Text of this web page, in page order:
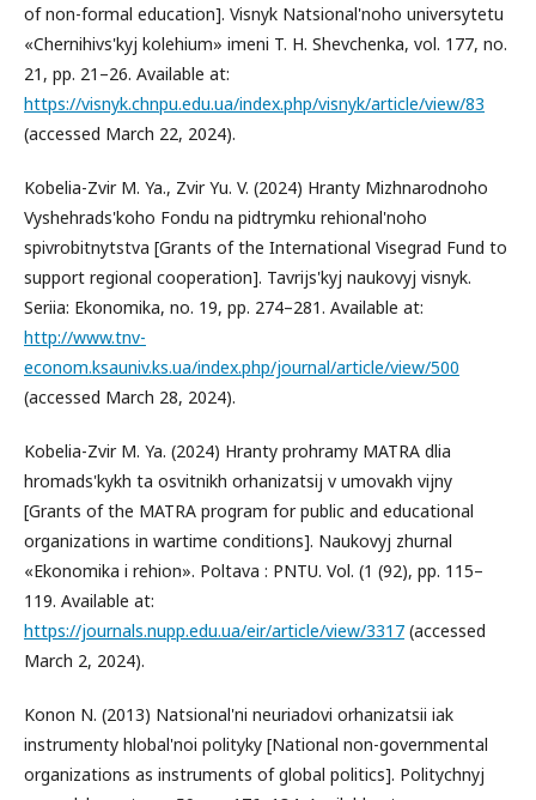
of non-formal education]. Visnyk Natsional'noho universytetu
«Chernihivs'kyj kolehium» imeni T. H. Shevchenka, vol. 177, no.
21, pp. 21–26. Available at:
https://visnyk.chnpu.edu.ua/index.php/visnyk/article/view/83
(accessed March 22, 2024).
Kobelia-Zvir M. Ya., Zvir Yu. V. (2024) Hranty Mizhnarodnoho
Vyshehrads'koho Fondu na pidtrymku rehional'noho
spivrobitnytstva [Grants of the International Visegrad Fund to
support regional cooperation]. Tavrijs'kyj naukovyj visnyk.
Seriia: Ekonomika, no. 19, pp. 274–281. Available at:
http://www.tnv-
econom.ksauniv.ks.ua/index.php/journal/article/view/500
(accessed March 28, 2024).
Kobelia-Zvir M. Ya. (2024) Hranty prohramy MATRA dlia
hromads'kykh ta osvitnikh orhanizatsij v umovakh vijny
[Grants of the MATRA program for public and educational
organizations in wartime conditions]. Naukovyj zhurnal
«Ekonomika i rehion». Poltava : PNTU. Vol. (1 (92), pp. 115–
119. Available at:
https://journals.nupp.edu.ua/eir/article/view/3317 (accessed
March 2, 2024).
Konon N. (2013) Natsional'ni neuriadovi orhanizatsii iak
instrumenty hlobal'noi polityky [National non-governmental
organizations as instruments of global politics]. Politychnyj